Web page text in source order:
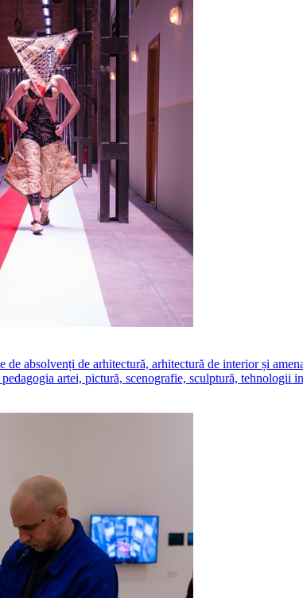
absolvenți de arhitectură, arhitectură de interior și
artei, pictură, scenografie, sculptură, tehnologii